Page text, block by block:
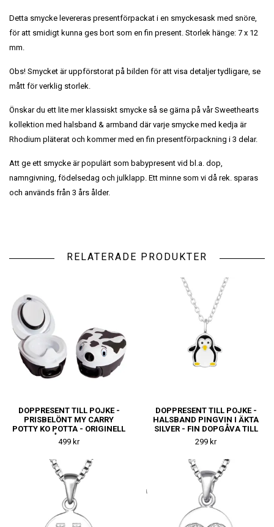
Detta smycke levereras presentförpackat i en smyckesask med snöre,
för att smidigt kunna ges bort som en fin present. Storlek hänge: 7 x 12
mm.
Obs! Smycket är uppförstorat på bilden för att visa detaljer tydligare, se
mått för verklig storlek.
Önskar du ett lite mer klassiskt smycke så se gärna på vår Sweethearts
kollektion med halsband & armband där varje smycke med kedja är
Rhodium pläterat och kommer med en fin presentförpackning i 3 delar.
Att ge ett smycke är populärt som babypresent vid bl.a. dop,
namngivning, födelsedag och julklapp. Ett minne som vi då rek. sparas
och används från 3 års ålder.
RELATERADE PRODUKTER
DOPPRESENT TILL POJKE -
PRISBELÖNT MY CARRY
POTTY KO POTTA - ORIGINELL
DOPGÅVA TILL KILLE
499 kr
DOPPRESENT TILL POJKE -
HALSBAND PINGVIN I ÄKTA
SILVER - FIN DOPGÅVA TILL
KILLE
299 kr